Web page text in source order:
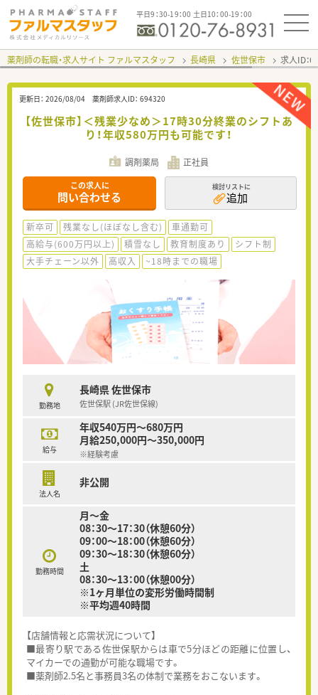
平日9：30-19：00 土日10：00-19：00
薬剤師の転職・求人サイト ファルマスタッフ 長崎県 佐世保市 求人ID：
更新日： 2026/08/04 薬剤師求人ID： 694320
【佐世保市】＜残業少なめ＞17時30分終業のシフトあ
り！年収580万円も可能です！
調剤薬局 正社員
この求人に
問い合わせる
検討リストに
追加
新卒可 残業なし(ほぼなし含む)
車通勤可
高給与(600万円以上)
積雪なし 教育制度あり
シフト制
大手チェーン以外
高収入 ~18時までの職場
勤務地
長崎県 佐世保市
佐世保駅 (JR佐世保線)
給与
年収540万円～680万円
月給250,000円～350,000円
※経験考慮
法人名
非公開
勤務時間
月～金
08：30～17：30（休憩60分）
09：00～18：00（休憩60分）
09：30～18：30（休憩60分）
土
08：30～13：00（休憩00分）
※1ヶ月単位の変形労働時間制
※平均週40時間
【店舗情報と応需状況について】
■最寄り駅である佐世保駅からは車で5分ほどの距離に位置し、
マイカーでの通勤が可能な職場です。
■薬剤師2.5名と事務員3名の体制で業務をおこないます。